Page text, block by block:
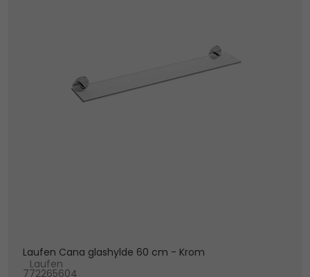
Laufen Cana glashylde 60 cm - Krom
Laufen
772265604